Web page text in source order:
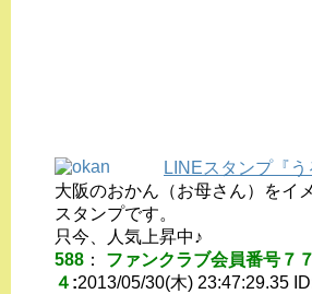
LINEスタンプ『う
大阪のおかん（お母さん）をイ
スタンプです。
只今、人気上昇中♪
588 ： ファンクラブ会員番号７７
４ :2013/05/30(木) 23:47:29.35